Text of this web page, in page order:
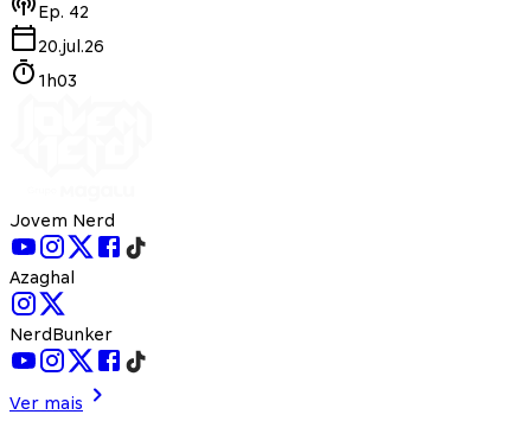
Ep. 42
20.jul.26
1h03
Jovem Nerd
Azaghal
NerdBunker
Ver mais